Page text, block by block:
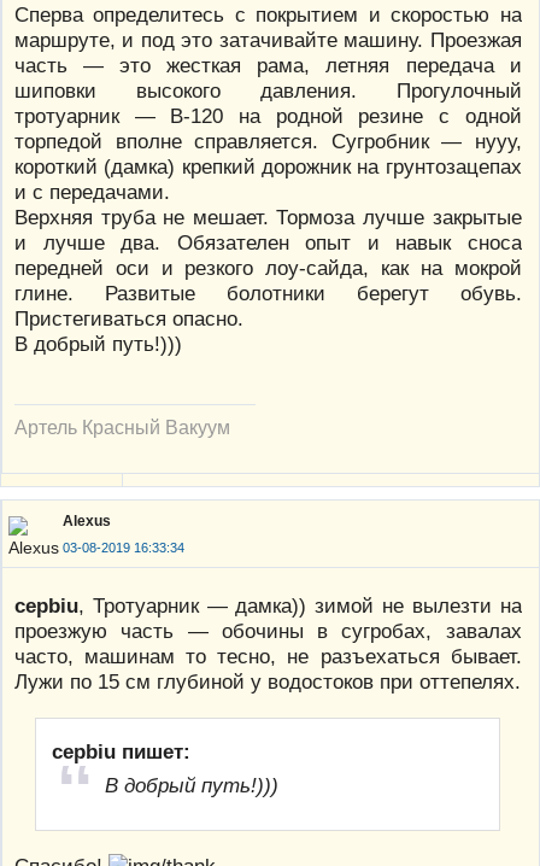
Сперва определитесь с покрытием и скоростью на
маршруте, и под это затачивайте машину. Проезжая
часть — это жесткая рама, летняя передача и
шиповки высокого давления. Прогулочный
тротуарник — В-120 на родной резине с одной
торпедой вполне справляется. Сугробник — нууу,
короткий (дамка) крепкий дорожник на грунтозацепах
и с передачами.
Верхняя труба не мешает. Тормоза лучше закрытые
и лучше два. Обязателен опыт и навык сноса
передней оси и резкого лоу-сайда, как на мокрой
глине. Развитые болотники берегут обувь.
Пристегиваться опасно.
В добрый путь!)))
Артель Красный Вакуум
Alexus
03-08-2019 16:33:34
cepbiu, Тротуарник — дамка)) зимой не вылезти на
проезжую часть — обочины в сугробах, завалах
часто, машинам то тесно, не разъехаться бывает.
Лужи по 15 см глубиной у водостоков при оттепелях.
cepbiu пишет:
В добрый путь!)))